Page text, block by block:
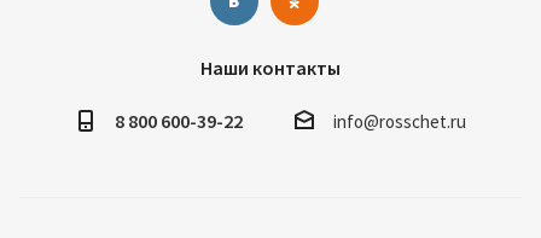
Наши контакты
8 800 600-39-22 info@rosschet.ru